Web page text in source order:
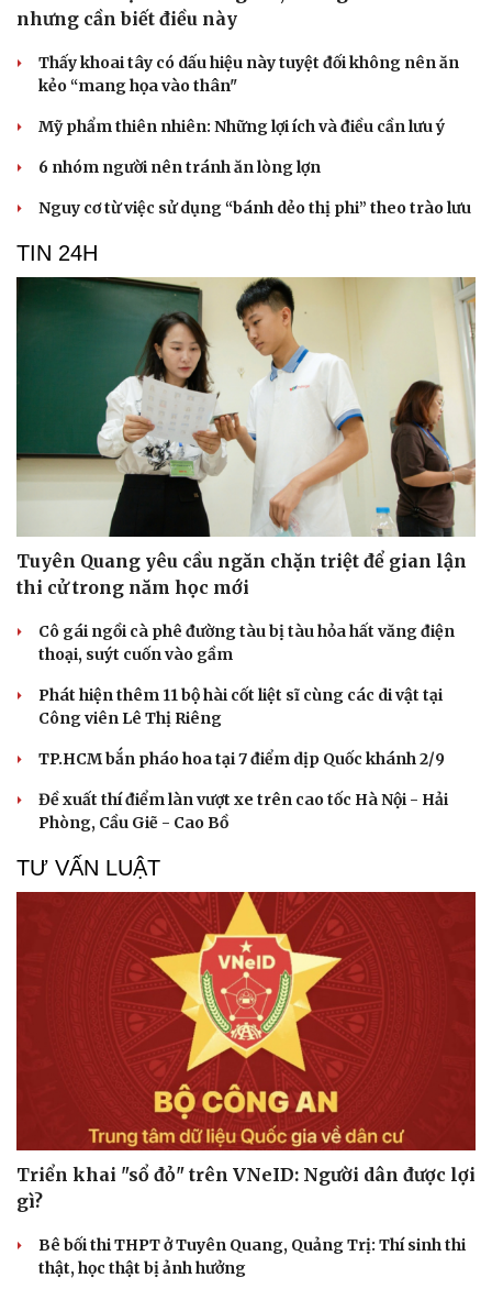
Văn học
Âm nhạc
Giải trí
Thời trang
nhưng cần biết điều này
Thấy khoai tây có dấu hiệu này tuyệt đối không nên ăn
kẻo “mang họa vào thân"
Mỹ phẩm thiên nhiên: Những lợi ích và điều cần lưu ý
6 nhóm người nên tránh ăn lòng lợn
Nguy cơ từ việc sử dụng “bánh dẻo thị phi” theo trào lưu
TIN 24H
Tuyên Quang yêu cầu ngăn chặn triệt để gian lận
thi cử trong năm học mới
Cô gái ngồi cà phê đường tàu bị tàu hỏa hất văng điện
thoại, suýt cuốn vào gầm
Phát hiện thêm 11 bộ hài cốt liệt sĩ cùng các di vật tại
Công viên Lê Thị Riêng
TP.HCM bắn pháo hoa tại 7 điểm dịp Quốc khánh 2/9
Đề xuất thí điểm làn vượt xe trên cao tốc Hà Nội - Hải
Phòng, Cầu Giẽ - Cao Bồ
TƯ VẤN LUẬT
Triển khai "sổ đỏ" trên VNeID: Người dân được lợi
gì?
Bê bối thi THPT ở Tuyên Quang, Quảng Trị: Thí sinh thi
thật, học thật bị ảnh hưởng